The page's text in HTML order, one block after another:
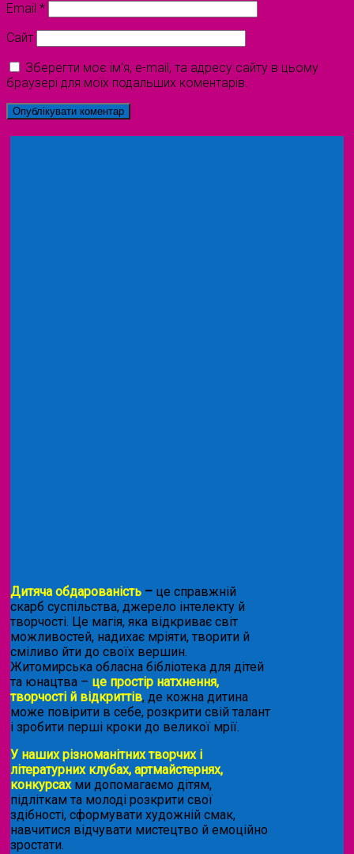
Email *
Сайт
Зберегти моє ім'я, e-mail, та адресу сайту в цьому
браузері для моїх подальших коментарів.
Дитяча обдарованість – це справжній
скарб суспільства, джерело інтелекту й
творчості. Це магія, яка відкриває світ
можливостей, надихає мріяти, творити й
сміливо йти до своїх вершин.
Житомирська обласна бібліотека для дітей
та юнацтва – це простір натхнення,
творчості й відкриттів, де кожна дитина
може повірити в себе, розкрити свій талант
і зробити перші кроки до великої мрії.
У наших різноманітних творчих і
літературних клубах, артмайстернях,
конкурсахми допомагаємо дітям,
підліткам та молоді розкрити свої
здібності, сформувати художній смак,
навчитися відчувати мистецтво й емоційно
зростати.